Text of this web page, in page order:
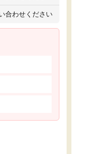
合わせください